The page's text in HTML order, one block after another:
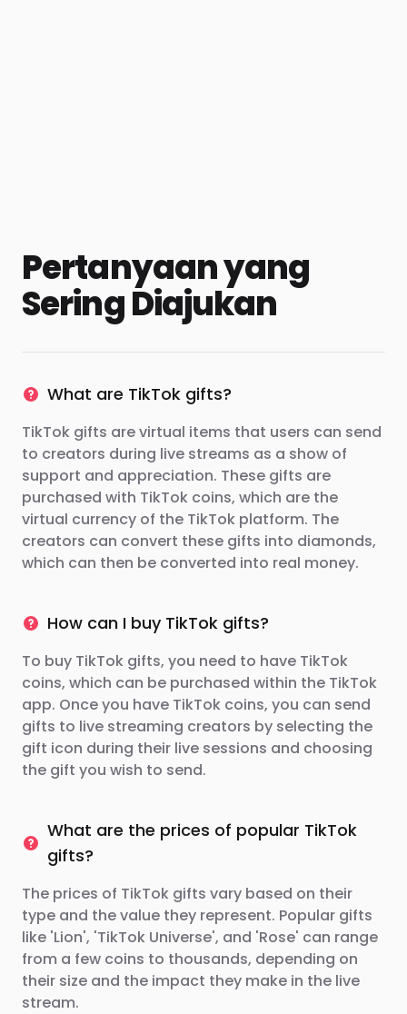
Pertanyaan yang
Sering Diajukan
What are TikTok gifts?
TikTok gifts are virtual items that users can send
to creators during live streams as a show of
support and appreciation. These gifts are
purchased with TikTok coins, which are the
virtual currency of the TikTok platform. The
creators can convert these gifts into diamonds,
which can then be converted into real money.
How can I buy TikTok gifts?
To buy TikTok gifts, you need to have TikTok
coins, which can be purchased within the TikTok
app. Once you have TikTok coins, you can send
gifts to live streaming creators by selecting the
gift icon during their live sessions and choosing
the gift you wish to send.
What are the prices of popular TikTok
gifts?
The prices of TikTok gifts vary based on their
type and the value they represent. Popular gifts
like 'Lion', 'TikTok Universe', and 'Rose' can range
from a few coins to thousands, depending on
their size and the impact they make in the live
stream.